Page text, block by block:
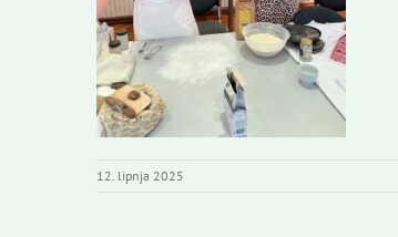
12. lipnja 2025